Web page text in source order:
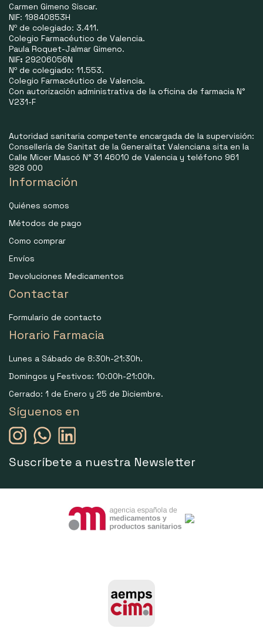
Carmen Gimeno Siscar.
NIF: 19840853H
Nº de colegiado: 3.411.
Colegio Farmacéutico de Valencia.
Paula Roquet-Jalmar Gimeno.
NIF: 29206056N
Nº de colegiado: 11.553.
Colegio Farmacéutico de Valencia.
Con autorización administrativa de la oficina de farmacia N°
V231-F
Autoridad sanitaria competente encargada de la supervisión:
Consellería de Sanitat de la Generalitat Valenciana sita en la
Calle Micer Mascó N° 31 46010 de Valencia y teléfono 961
928 000
Información
Quiénes somos
Métodos de pago
Como comprar
Envíos
Devoluciones Medicamentos
Contactar
Formulario de contacto
Horario Farmacia
Lunes a Sábado de 8:30h-21:30h.
Domingos y Festivos: 10:00h-21:00h.
Cerrado: 1 de Enero y 25 de Diciembre.
Síguenos en
Suscríbete a nuestra Newsletter